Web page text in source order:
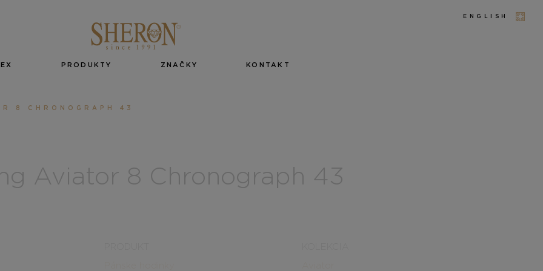
ENGLISH
PRODUKTY ZNAČKY KONTAKT
8 CHRONOGRAPH 43
Aviator 8 Chronograph 43